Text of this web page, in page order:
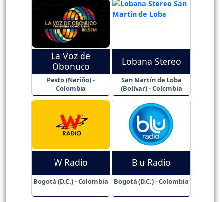
La Voz de
Obonuco
Pasto (Nariño) -
Colombia
Lobana Stereo
San Martín de Loba
(Bolívar) - Colombia
W Radio
Bogotá (D.C.) - Colombia
Blu Radio
Bogotá (D.C.) - Colombia